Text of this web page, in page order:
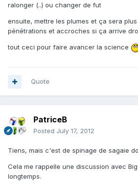
ralonger (..) ou changer de fut
ensuite, mettre les plumes et ça sera
pénétrations et accroches si ça arrive
tout ceci pour faire avancer la science
Quote
PatriceB
Posted July 17, 2012
Tiens, mais c'est de spinage de sagaie
Cela me rappelle une discussion avec
longtemps.